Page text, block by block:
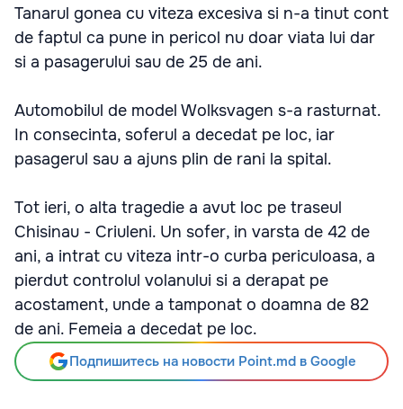
Tanarul gonea cu viteza excesiva si n-a tinut cont
de faptul ca pune in pericol nu doar viata lui dar
si a pasagerului sau de 25 de ani.
Automobilul de model Wolksvagen s-a rasturnat.
In consecinta, soferul a decedat pe loc, iar
pasagerul sau a ajuns plin de rani la spital.
Tot ieri, o alta tragedie a avut loc pe traseul
Chisinau - Criuleni. Un sofer, in varsta de 42 de
ani, a intrat cu viteza intr-o curba periculoasa, a
pierdut controlul volanului si a derapat pe
acostament, unde a tamponat o doamna de 82
de ani. Femeia a decedat pe loc.
Подпишитесь на новости Point.md в Google